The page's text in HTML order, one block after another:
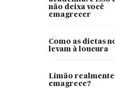
não deixa você
emagrecer
Como as dietas
levam à loucura
Limão realmente
emagrece?